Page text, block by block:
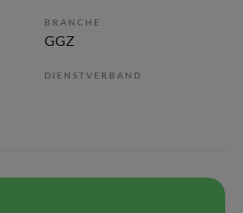
BRANCHE
GGZ
DIENSTVERBAND